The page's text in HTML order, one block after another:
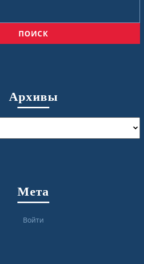
Архивы
Мета
Войти